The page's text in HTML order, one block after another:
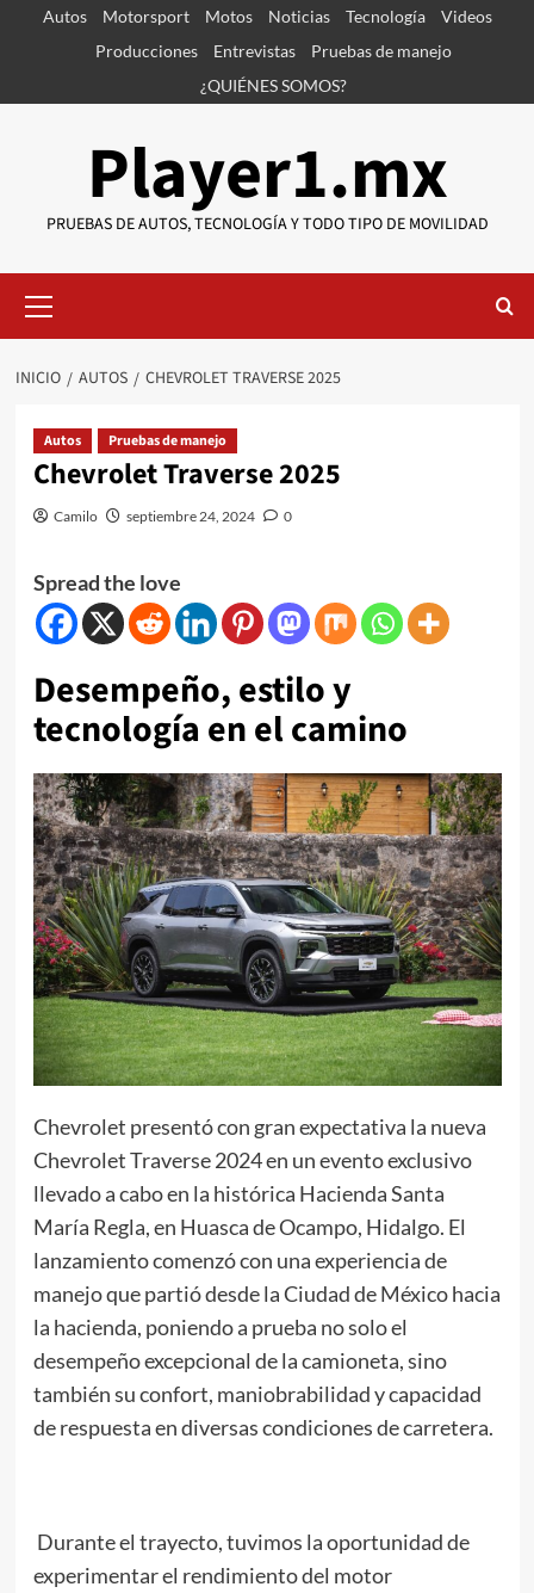
SaltarAutos Motorsport Motos Noticias Tecnología
Videos
Producciones
Entrevistas
Pruebas de manejo
¿QUIÉNES SOMOS?
Player1.mx
PRUEBAS DE AUTOS, TECNOLOGÍA Y TODO TIPO DE MOVILIDAD
primario
INICIO AUTOS CHEVROLET TRAVERSE 2025
Autos Pruebas de manejo
Chevrolet Traverse 2025
Camilo septiembre 24, 2024 0
Spread the love
Desempeño, estilo y
tecnología en el camino
Chevrolet presentó con gran expectativa la nueva
Chevrolet Traverse 2024 en un evento exclusivo
llevado a cabo en la histórica Hacienda Santa
María Regla, en Huasca de Ocampo, Hidalgo. El
lanzamiento comenzó con una experiencia de
manejo que partió desde la Ciudad de México hacia
la hacienda, poniendo a prueba no solo el
desempeño excepcional de la camioneta, sino
también su confort, maniobrabilidad y capacidad
de respuesta en diversas condiciones de carretera.
Durante el trayecto, tuvimos la oportunidad de
experimentar el rendimiento del motor